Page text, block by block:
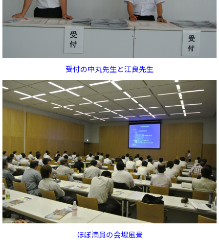
受付の中丸先生と江良先生
ほぼ満員の会場風景